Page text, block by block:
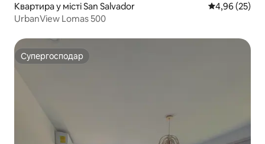
Квартира у місті San Salvador Середня
4,96 (25)
UrbanView Lomas 500
Супергосподар
Супергосподар